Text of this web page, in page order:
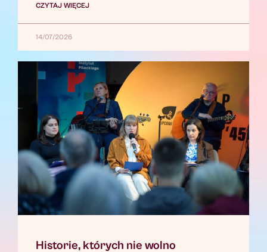
CZYTAJ WIĘCEJ
14/07/2026
Historie, których nie wolno